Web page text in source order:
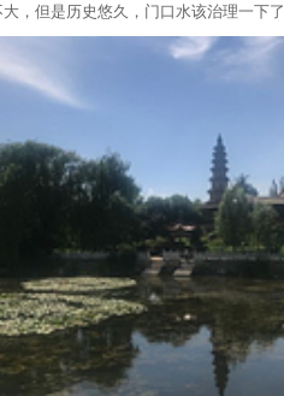
，但是历史悠久，门口水该治理一下了